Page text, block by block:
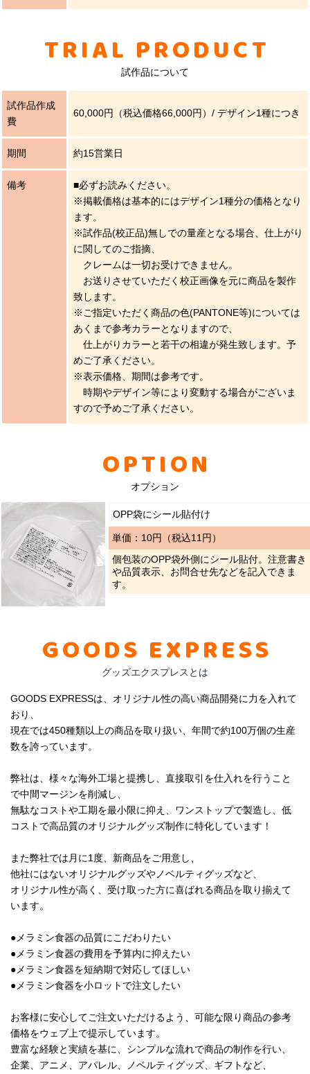
TRIAL PRODUCT
試作品について
試作品作成
費
60,000円（税込価格66,000円）/ デザイン1種につき
期間 約15営業日
備考
■必ずお読みください。
※掲載価格は基本的にはデザイン1種分の価格となり
ます。
※試作品(校正品)無しでの量産となる場合、仕上がり
に関してのご指摘、
クレームは一切お受けできません。
お送りさせていただく校正画像を元に商品を製作
致します。
※ご指定いただく商品の色(PANTONE等)については
あくまで参考カラーとなりますので、
仕上がりカラーと若干の相違が発生致します。予
めご了承ください。
※表示価格、期間は参考です。
時期やデザイン等により変動する場合がございま
すので予めご了承ください。
OPTION
オプション
OPP袋にシール貼付け
単価：10円（税込11円）
個包装のOPP袋外側にシール貼付。注意書き
や品質表示、お問合せ先などを記入できま
す。
GOODS EXPRESS
グッズエクスプレスとは
GOODS EXPRESSは、オリジナル性の高い商品開発に力を入れて
おり、
現在では450種類以上の商品を取り扱い、年間で約100万個の生産
数を誇っています。
弊社は、様々な海外工場と提携し、直接取引を仕入れを行うこと
で中間マージンを削減し、
無駄なコストや工期を最小限に抑え、ワンストップで製造し、低
コストで高品質のオリジナルグッズ制作に特化しています！
また弊社では月に1度、新商品をご用意し、
他社にはないオリジナルグッズやノベルティグッズなど、
オリジナル性が高く、受け取った方に喜ばれる商品を取り揃えて
います。
●メラミン食器の品質にこだわりたい
●メラミン食器の費用を予算内に抑えたい
●メラミン食器を短納期で対応してほしい
●メラミン食器を小ロットで注文したい
お客様に安心してご注文いただけるよう、可能な限り商品の参考
価格をウェブ上で提示しています。
豊富な経験と実績を基に、シンプルな流れで商品の制作を行い、
企業、アニメ、アパレル、ノベルティグッズ、ギフトなど、